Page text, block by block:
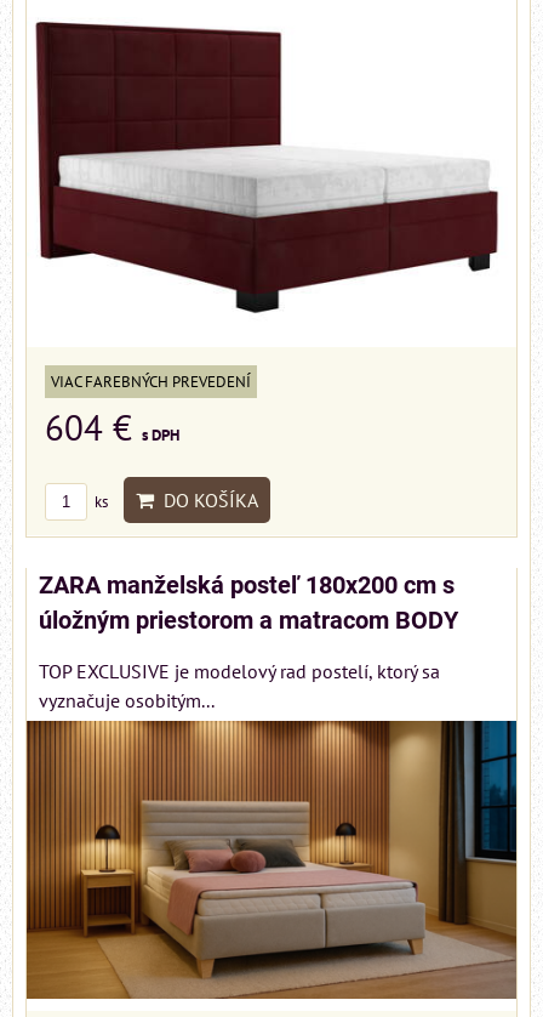
VIAC FAREBNÝCH PREVEDENÍ
604 € s DPH
ks DO KOŠÍKA
ZARA manželská posteľ 180x200 cm s
úložným priestorom a matracom BODY
TOP EXCLUSIVE je modelový rad postelí, ktorý sa
vyznačuje osobitým...